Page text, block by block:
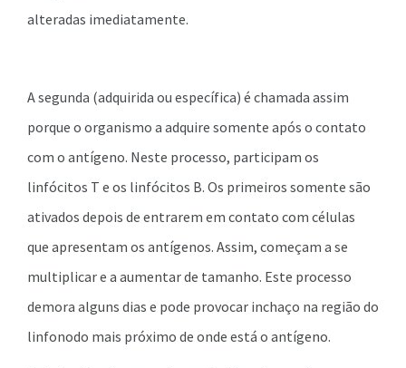
alteradas imediatamente.
A segunda (adquirida ou específica) é chamada assim
porque o organismo a adquire somente após o contato
com o antígeno. Neste processo, participam os
linfócitos T e os linfócitos B. Os primeiros somente são
ativados depois de entrarem em contato com células
que apresentam os antígenos. Assim, começam a se
multiplicar e a aumentar de tamanho. Este processo
demora alguns dias e pode provocar inchaço na região do
linfonodo mais próximo de onde está o antígeno.